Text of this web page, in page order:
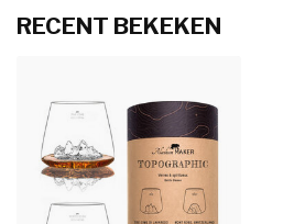
RECENT BEKEKEN